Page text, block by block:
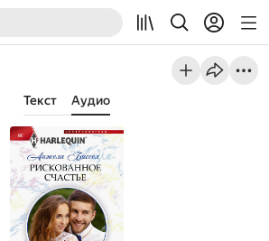
Текст Аудио